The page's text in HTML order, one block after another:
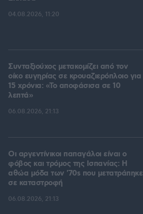
04.08.2026, 11:20
Συνταξιούχος μετακομίζει από τον
οίκο ευγηρίας σε κρουαζιερόπλοιο για
15 χρόνια: «Το αποφάσισα σε 10
λεπτά»
06.08.2026, 21:13
Οι αργεντίνικοι παπαγάλοι είναι ο
φόβος και τρόμος της Ισπανίας: Η
αθώα μόδα των '70s που μετατράπηκε
σε καταστροφή
06.08.2026, 21:13